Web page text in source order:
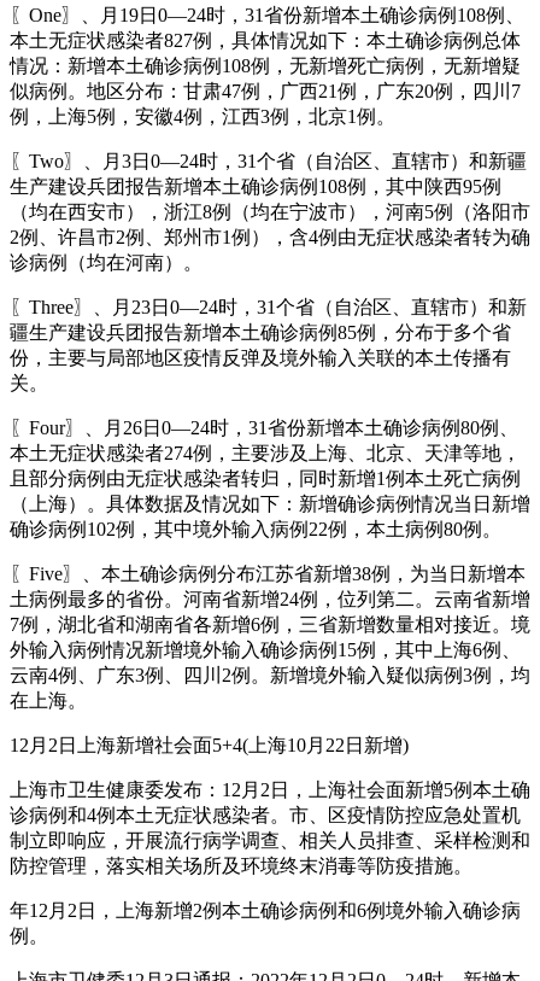
〖One〗、月19日0—24时，31省份新增本土确诊病例108例、
本土无症状感染者827例，具体情况如下：本土确诊病例总体
情况：新增本土确诊病例108例，无新增死亡病例，无新增疑
似病例。地区分布：甘肃47例，广西21例，广东20例，四川7
例，上海5例，安徽4例，江西3例，北京1例。
〖Two〗、月3日0—24时，31个省（自治区、直辖市）和新疆
生产建设兵团报告新增本土确诊病例108例，其中陕西95例
（均在西安市），浙江8例（均在宁波市），河南5例（洛阳市
2例、许昌市2例、郑州市1例），含4例由无症状感染者转为确
诊病例（均在河南）。
〖Three〗、月23日0—24时，31个省（自治区、直辖市）和新
疆生产建设兵团报告新增本土确诊病例85例，分布于多个省
份，主要与局部地区疫情反弹及境外输入关联的本土传播有
关。
〖Four〗、月26日0—24时，31省份新增本土确诊病例80例、
本土无症状感染者274例，主要涉及上海、北京、天津等地，
且部分病例由无症状感染者转归，同时新增1例本土死亡病例
（上海）。具体数据及情况如下：新增确诊病例情况当日新增
确诊病例102例，其中境外输入病例22例，本土病例80例。
〖Five〗、本土确诊病例分布江苏省新增38例，为当日新增本
土病例最多的省份。河南省新增24例，位列第二。云南省新增
7例，湖北省和湖南省各新增6例，三省新增数量相对接近。境
外输入病例情况新增境外输入确诊病例15例，其中上海6例、
云南4例、广东3例、四川2例。新增境外输入疑似病例3例，均
在上海。
12月2日上海新增社会面5+4(上海10月22日新增)
上海市卫生健康委发布：12月2日，上海社会面新增5例本土确
诊病例和4例本土无症状感染者。市、区疫情防控应急处置机
制立即响应，开展流行病学调查、相关人员排查、采样检测和
防控管理，落实相关场所及环境终末消毒等防疫措施。
年12月2日，上海新增2例本土确诊病例和6例境外输入确诊病
例。